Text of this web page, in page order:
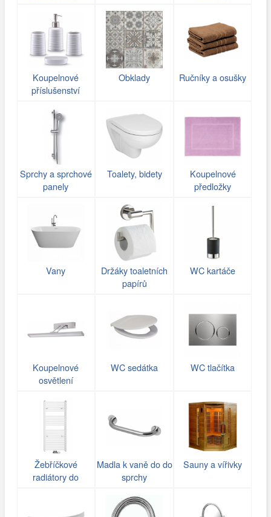
Koupelnové
příslušenství
Obklady Ručníky a osušky
Sprchy a sprchové
panely
Toalety, bidety
Koupelnové
předložky
Vany
Držáky toaletních
papírů
WC kartáče
Koupelnové
osvětlení
WC sedátka WC tlačítka
Žebříčkové
radiátory do
Madla k vaně do do
sprchy
Sauny a vířivky